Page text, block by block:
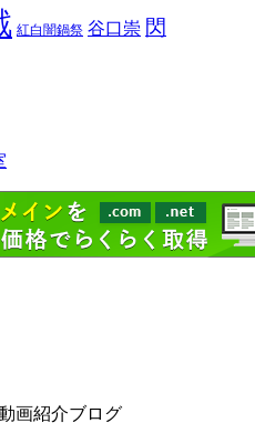
紅白闇鍋祭 谷口崇 閃
画紹介ブログ